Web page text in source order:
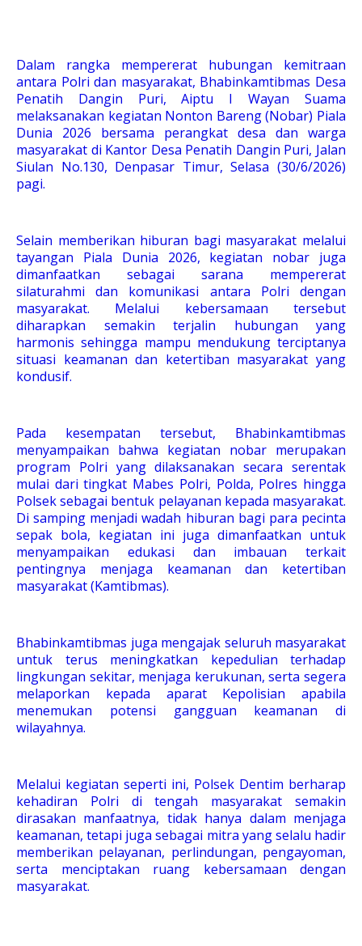
Dalam rangka mempererat hubungan kemitraan
antara Polri dan masyarakat, Bhabinkamtibmas Desa
Penatih Dangin Puri, Aiptu I Wayan Suama
melaksanakan kegiatan Nonton Bareng (Nobar) Piala
Dunia 2026 bersama perangkat desa dan warga
masyarakat di Kantor Desa Penatih Dangin Puri, Jalan
Siulan No.130, Denpasar Timur, Selasa (30/6/2026)
pagi.
Selain memberikan hiburan bagi masyarakat melalui
tayangan Piala Dunia 2026, kegiatan nobar juga
dimanfaatkan sebagai sarana mempererat
silaturahmi dan komunikasi antara Polri dengan
masyarakat. Melalui kebersamaan tersebut
diharapkan semakin terjalin hubungan yang
harmonis sehingga mampu mendukung terciptanya
situasi keamanan dan ketertiban masyarakat yang
kondusif.
Pada kesempatan tersebut, Bhabinkamtibmas
menyampaikan bahwa kegiatan nobar merupakan
program Polri yang dilaksanakan secara serentak
mulai dari tingkat Mabes Polri, Polda, Polres hingga
Polsek sebagai bentuk pelayanan kepada masyarakat.
Di samping menjadi wadah hiburan bagi para pecinta
sepak bola, kegiatan ini juga dimanfaatkan untuk
menyampaikan edukasi dan imbauan terkait
pentingnya menjaga keamanan dan ketertiban
masyarakat (Kamtibmas).
Bhabinkamtibmas juga mengajak seluruh masyarakat
untuk terus meningkatkan kepedulian terhadap
lingkungan sekitar, menjaga kerukunan, serta segera
melaporkan kepada aparat Kepolisian apabila
menemukan potensi gangguan keamanan di
wilayahnya.
Melalui kegiatan seperti ini, Polsek Dentim berharap
kehadiran Polri di tengah masyarakat semakin
dirasakan manfaatnya, tidak hanya dalam menjaga
keamanan, tetapi juga sebagai mitra yang selalu hadir
memberikan pelayanan, perlindungan, pengayoman,
serta menciptakan ruang kebersamaan dengan
masyarakat.